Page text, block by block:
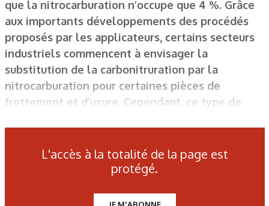
que la nitrocarburation n’occupe que 4 %. Grâce
aux importants développements des procédés
proposés par les applicateurs, certains secteurs
industriels commencent à envisager la
substitution de la carbonitruration par la
nitrocarburation pour certaines pièces de
frottement et d’usure. Cependant, ce type de
carbonitrurées au dépend de la nitrocarburation.
L'accès à la totalité de la page est
protégé.